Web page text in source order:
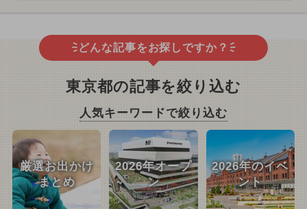
どんな記事をお探しですか？
東京都の記事を絞り込む
人気キーワードで絞り込む
厳選お出かけ
まとめ
2026年オープ
ン
2026年のイベ
ント